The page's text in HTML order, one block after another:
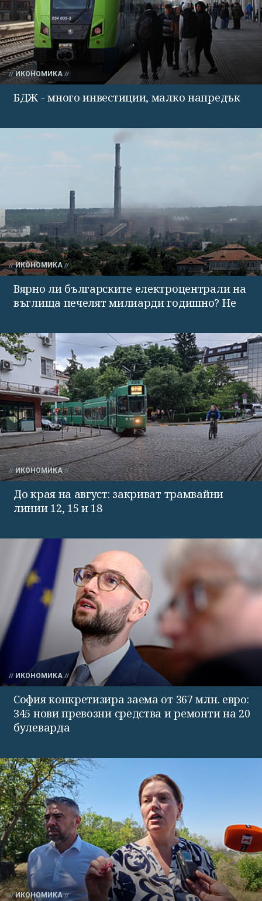
ИКОНОМИКА
БДЖ - много инвестиции, малко напредък
ИКОНОМИКА
Вярно ли българските електроцентрали на
въглища печелят милиарди годишно? Не
ИКОНОМИКА
До края на август: закриват трамвайни
линии 12, 15 и 18
ИКОНОМИКА
София конкретизира заема от 367 млн. евро:
345 нови превозни средства и ремонти на 20
булеварда
ИКОНОМИКА